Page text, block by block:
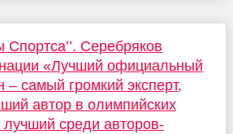
Серебряков
«Лучший официальный
– самый громкий эксперт,
автор в олимпийских
среди авторов-